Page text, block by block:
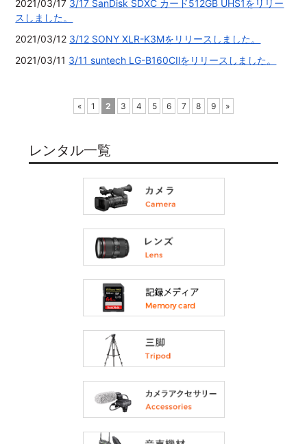
2021/03/17 3/17 SanDisk SDXC カード512GB UHS1をリリー
スしました。
2021/03/12 3/12 SONY XLR-K3Mをリリースしました。
2021/03/11 3/11 suntech LG-B160CⅡをリリースしました。
« 1 2 3 4 5 6 7 8 9 »
レンタル一覧